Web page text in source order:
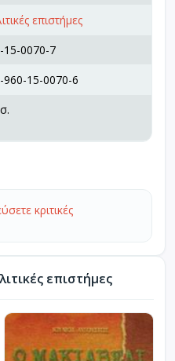
επιστήμες
15-0070-7
960-15-0070-6
κριτικές
επιστήμες